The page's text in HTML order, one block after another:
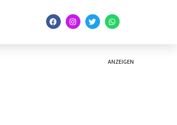
ANZEIGEN